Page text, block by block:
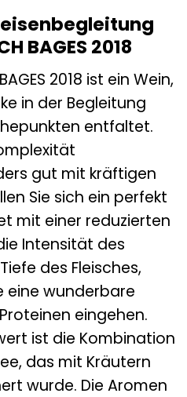
BAGES 2018
2018 ist ein Wein,
in der Begleitung
entfaltet.
gut mit kräftigen
Sie sich ein perfekt
mit einer reduzierten
Intensität des
des Fleisches,
eine wunderbare
eingehen.
ist die Kombination
das mit Kräutern
wurde. Die Aromen